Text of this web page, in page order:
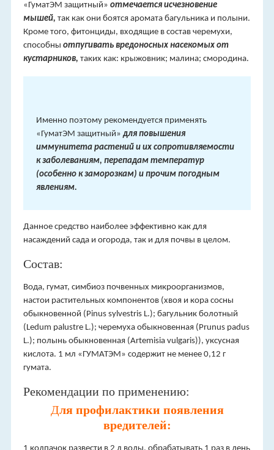
«ГуматЭМ защитный» отмечается исчезновение
мышей, так как они боятся аромата багульника и полыни.
Кроме того, фитонциды, входящие в состав черемухи,
способны отпугивать вредоносных насекомых от
кустарников, таких как: крыжовник; малина; смородина.
Именно поэтому рекомендуется применять
«ГуматЭМ защитный»для повышения
иммунитета растений и их сопротивляемости
к заболеваниям, перепадам температур
(особенно к заморозкам) и прочим погодным
явлениям.
Данное средство наиболее эффективно как для
насаждений сада и огорода, так и для почвы в целом.
Состав:
Вода, гумат, симбиоз почвенных микроорганизмов,
настои растительных компонентов (хвоя и кора сосны
обыкновенной (Pinus sylvestris L.); багульник болотный
(Ledum palustre L.); черемуха обыкновенная (Prunus padus
L.); полынь обыкновенная (Artemisia vulgaris)), уксусная
кислота. 1 мл «ГУМАТЭМ» содержит не менее 0,12 г
гумата.
Рекомендации по применению:
Для профилактики появления
вредителей: